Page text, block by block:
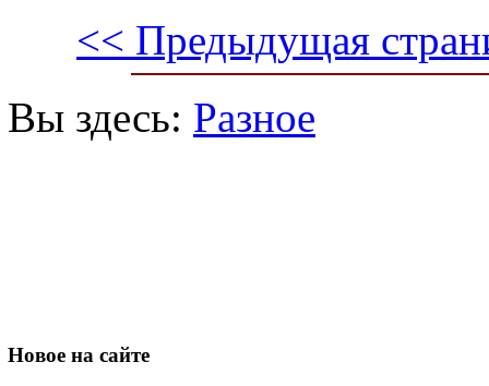
<< Предыдущая
Вы здесь: Разное
Новое на сайте